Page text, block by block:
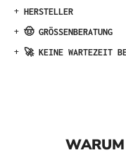
+ HERSTELLER
+ 🤠 GRÖSSENBERATUNG
+ 🚀 KEINE WARTEZEIT
WARUM